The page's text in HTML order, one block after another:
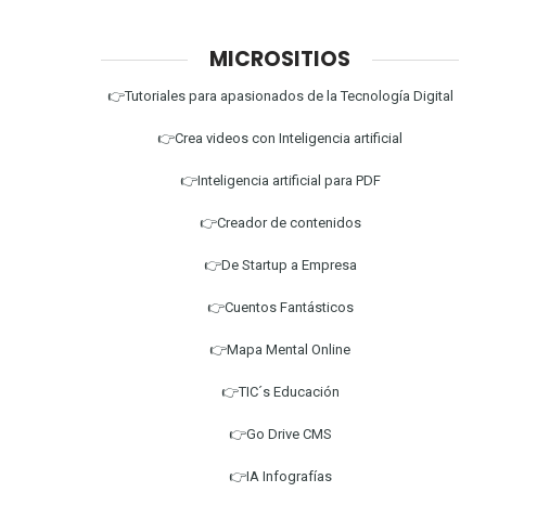
MICROSITIOS
👉Tutoriales para apasionados de la Tecnología Digital
👉Crea videos con Inteligencia artificial
👉Inteligencia artificial para PDF
👉Creador de contenidos
👉De Startup a Empresa
👉Cuentos Fantásticos
👉Mapa Mental Online
👉TIC´s Educación
👉Go Drive CMS
👉IA Infografías